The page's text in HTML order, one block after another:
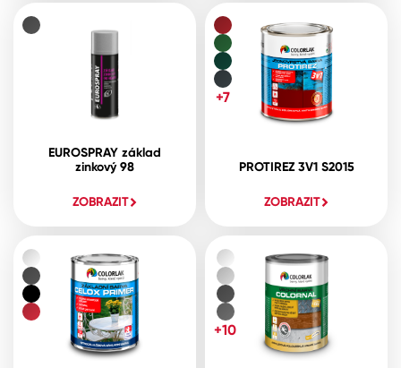
EUROSPRAY základ
zinkový 98
ZOBRAZIT
PROTIREZ 3V1 S2015
ZOBRAZIT
+7
+10